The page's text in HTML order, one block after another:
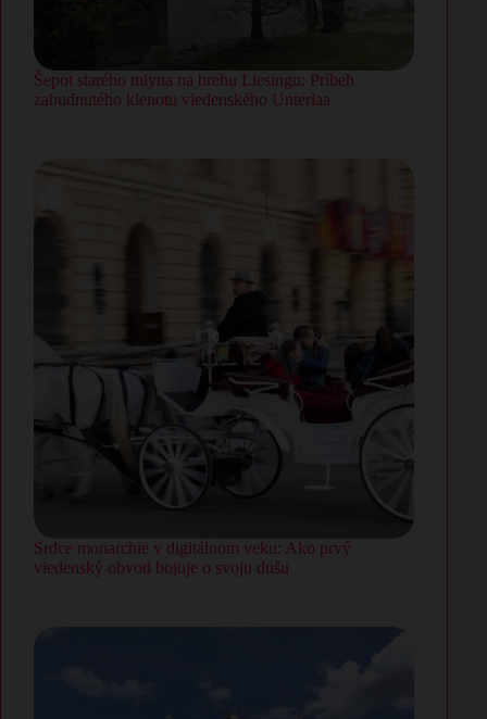
Šepot starého mlyna na brehu Liesingu: Príbeh
zabudnutého klenotu viedenského Unterlaa
Srdce monarchie v digitálnom veku: Ako prvý
viedenský obvod bojuje o svoju dušu